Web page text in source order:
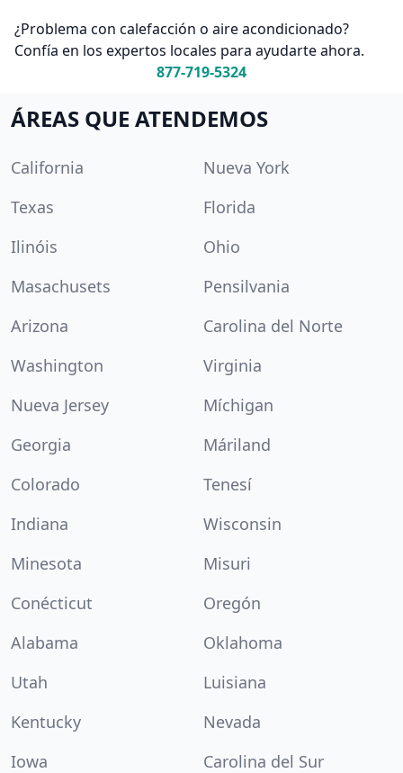
¿Problema con calefacción o aire acondicionado?
Confía en los expertos locales para ayudarte ahora.
877-719-5324
ÁREAS QUE ATENDEMOS
California
Nueva York
Texas
Florida
Ilinóis
Ohio
Masachusets
Pensilvania
Arizona
Carolina del Norte
Washington
Virginia
Nueva Jersey
Míchigan
Georgia
Máriland
Colorado
Tenesí
Indiana
Wisconsin
Minesota
Misuri
Conécticut
Oregón
Alabama
Oklahoma
Utah
Luisiana
Kentucky
Nevada
Iowa
Carolina del Sur